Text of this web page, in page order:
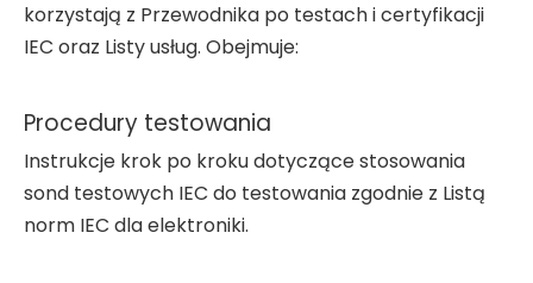
korzystają z Przewodnika po testach i certyfikacji
IEC oraz Listy usług. Obejmuje:
Procedury testowania
Instrukcje krok po kroku dotyczące stosowania
sond testowych IEC do testowania zgodnie z Listą
norm IEC dla elektroniki.